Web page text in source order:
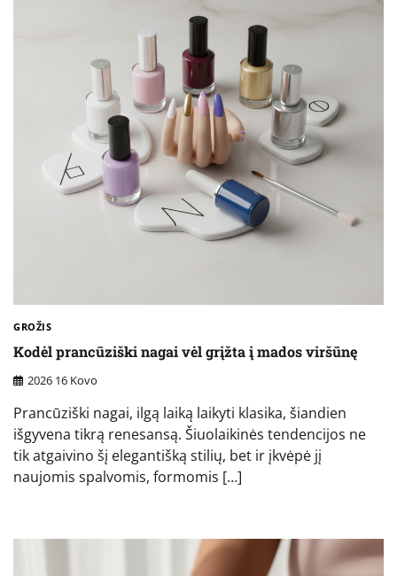
GROŽIS
Kodėl prancūziški nagai vėl grįžta į mados viršūnę
2026 16 Kovo
Prancūziški nagai, ilgą laiką laikyti klasika, šiandien
išgyvena tikrą renesansą. Šiuolaikinės tendencijos ne
tik atgaivino šį elegantišką stilių, bet ir įkvėpė jį
naujomis spalvomis, formomis […]